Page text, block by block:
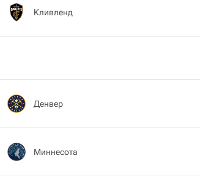
Кливленд
Денвер
Миннесота